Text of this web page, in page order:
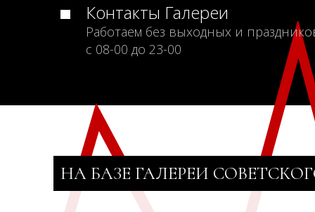
Контакты Галереи
Работаем без выходных и
с 08-00 до 23-00
НА БАЗЕ ГАЛЕРЕИ